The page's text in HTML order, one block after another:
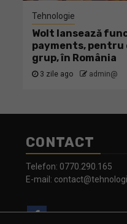
Tehnologie
Wolt lansează
payments, pentru
grup, în România
3 zile ago admin@
CONTACT
Telefon: 0770.290.165
E-mail: